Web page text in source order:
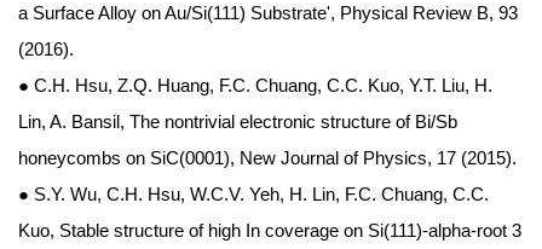
a Surface Alloy on Au/Si(111) Substrate', Physical Review B, 93
(2016).
● C.H. Hsu, Z.Q. Huang, F.C. Chuang, C.C. Kuo, Y.T. Liu, H.
Lin, A. Bansil, The nontrivial electronic structure of Bi/Sb
honeycombs on SiC(0001), New Journal of Physics, 17 (2015).
● S.Y. Wu, C.H. Hsu, W.C.V. Yeh, H. Lin, F.C. Chuang, C.C.
Kuo, Stable structure of high In coverage on Si(111)-alpha-root 3